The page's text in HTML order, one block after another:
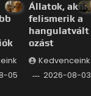
05
Állatok, akik
felismerik a
hangulatvált
ozást
Kedvenceink
2026-08-03